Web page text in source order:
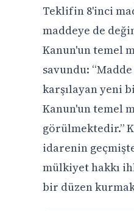
Teklifin 8'inci
maddeye de
Kanun'un temel
savundu:
karşılayan yeni
Kanun'un temel
görülmektedir.”
idarenin
mülkiyet hakkı
bir düzen